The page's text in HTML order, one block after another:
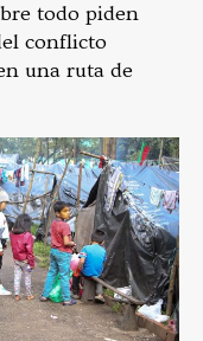
todo piden
conflicto
una ruta de